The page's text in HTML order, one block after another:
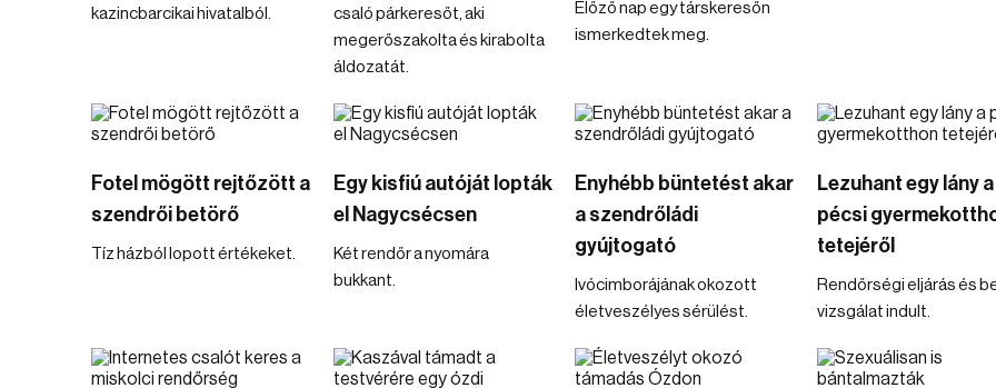
kazincbarcikai hivatalból.
csaló párkeresőt, aki
megerőszakolta és kirabolta
áldozatát.
Előző nap egy társkeresőn
ismerkedtek meg.
Fotel mögött rejtőzött a
szendrői betörő
Tíz házból lopott értékeket.
Egy kisfiú autóját lopták
el Nagycsécsen
Két rendőr a nyomára
bukkant.
Enyhébb büntetést akar
a szendrőládi
gyújtogató
Ivócimborájának okozott
életveszélyes sérülést.
Lezuhant egy lány a
pécsi
tetejéről
Rendőrségi eljárás és
vizsgálat indult.